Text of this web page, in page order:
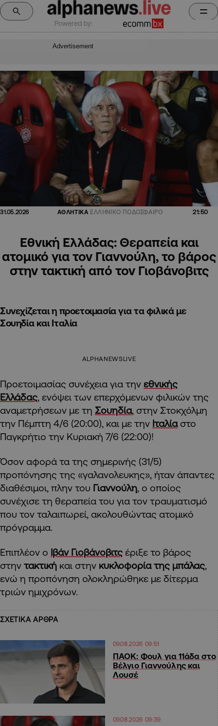
Powered by:
Advertisement
31.05.2026 ΑΘΛΗΤΙΚΑ ΕΛΛΗΝΙΚΟ ΠΟΔΟΣΦΑΙΡΟ 21:50
Εθνική Ελλάδας: Θεραπεία και
ατομικό για τον Γιαννούλη, το βάρος
στην τακτική από τον Γιοβάνοβιτς
Συνεχίζεται η προετοιμασία για τα φιλικά με
Σουηδία και Ιταλία
ALPHANEWSLIVE
Προετοιμασίας συνέχεια για την εθνικής
Ελλάδας, ενόψει των επερχόμενων φιλικών της
αναμετρήσεων με τη Σουηδία, στην Στοκχόλμη
την Πέμπτη 4/6 (20:00), και με την Ιταλία στο
Παγκρήτιο την Κυριακή 7/6 (22:00)!
Όσον αφορά τα της σημερινής (31/5)
προπόνησης της «γαλανολευκης», ήταν άπαντες
διαθέσιμοι, πλην του Γιαννούλη, ο οποίος
συνέχισε τη θεραπεία του για τον τραυματισμό
που τον ταλαιπωρεί, ακολουθώντας ατομικό
πρόγραμμα.
Επιπλέον ο Ιβάν Γιοβάνοβιτς έριξε το βάρος
στην τακτική και στην κυκλοφορία της μπάλας,
ενώ η προπόνηση ολοκληρώθηκε με δίτερμα
τριών ημιχρόνων.
ΣΧΕΤΙΚΑ ΑΡΘΡΑ
09.08.2026 09:51
ΠΑΟΚ: Φουλ για 11άδα στο
Βέλγιο Γιαννούλης και
Λουσέ
09.08.2026 09:39